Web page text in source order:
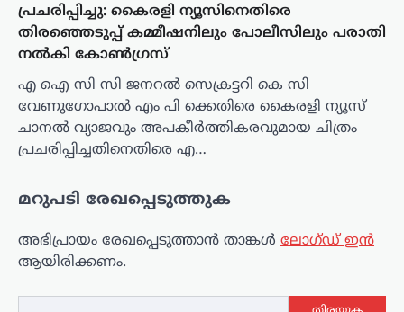
പ്രചരിപ്പിച്ചു: കൈരളി ന്യൂസിനെതിരെ
തിരഞ്ഞെടുപ്പ് കമ്മീഷനിലും പോലീസിലും പരാതി
നൽകി കോൺഗ്രസ്
എ ഐ സി സി ജനറൽ സെക്രട്ടറി കെ സി
വേണുഗോപാൽ എം പി ക്കെതിരെ കൈരളി ന്യൂസ്
ചാനൽ വ്യാജവും അപകീർത്തികരവുമായ ചിത്രം
പ്രചരിപ്പിച്ചതിനെതിരെ എ…
മറുപടി രേഖപ്പെടുത്തുക
അഭിപ്രായം രേഖപ്പെടുത്താ‍ൻ താങ്കൾ ലോഗ്ഡ് ഇൻ
ആയിരിക്കണം.